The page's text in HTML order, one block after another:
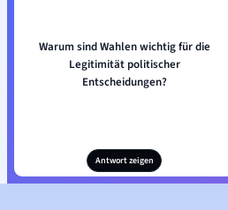
Warum sind Wahlen wichtig für die
Legitimität politischer
Entscheidungen?
Antwort zeigen